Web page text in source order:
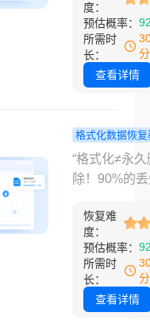
“文件已损坏
提示时，那
感无以言表。
恢复的咨询
是相机、无
卡误格式化
片恢复问题
却面临文件
恢复失败甚
泄露的困境
片怎么恢复
天，小编将
年测评经验
解析相机格
片恢复的常
法，帮你避
度：
预估概率：
所需时
长：
查看详情
格式化数据恢复
格式化后的
数据如何恢
解，轻松找
失文件！！
“格式化≠永久
除！90%的
键在于用对
作为一名深
软件测评多
主，我每天
到大量关于
恢复难
度：
预估概率：
所需时
长：
查看详情